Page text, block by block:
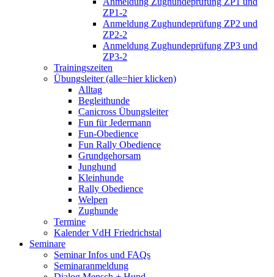
ZP1-2
Anmeldung Zughundeprüfung ZP2 und
ZP2-2
Anmeldung Zughundeprüfung ZP3 und
ZP3-2
Trainingszeiten
Übungsleiter (alle=hier klicken)
Alltag
Begleithunde
Canicross Übungsleiter
Fun für Jedermann
Fun-Obedience
Fun Rally Obedience
Grundgehorsam
Junghund
Kleinhunde
Rally Obedience
Welpen
Zughunde
Termine
Kalender VdH Friedrichstal
Seminare
Seminar Infos und FAQs
Seminaranmeldung